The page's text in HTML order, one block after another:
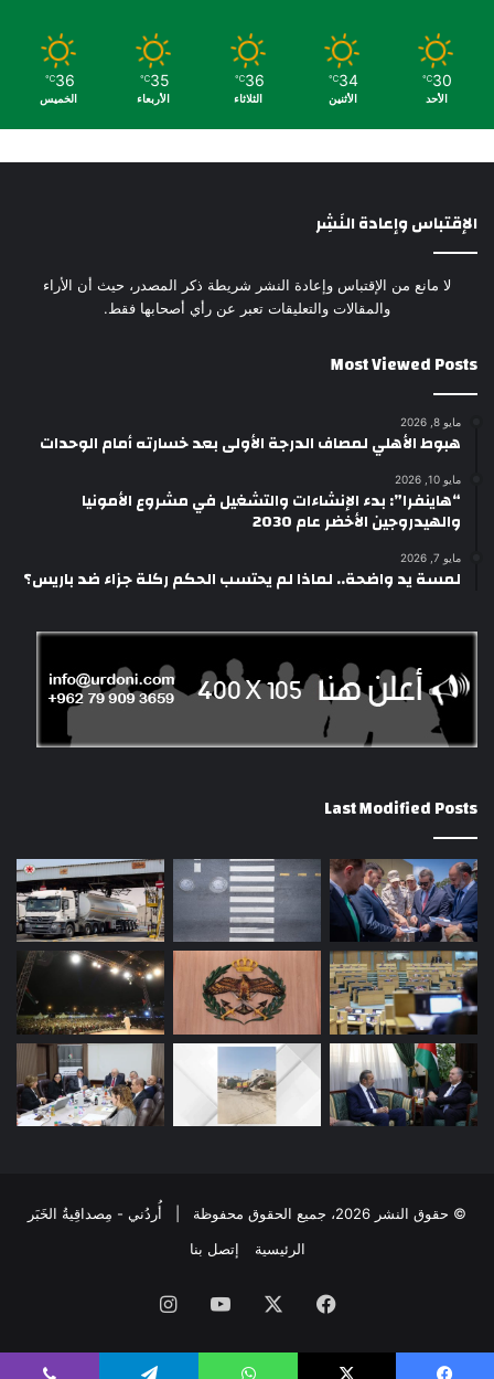
30
℃
الأحد
34
℃
الأثنين
36
℃
الثلاثاء
35
℃
الأربعاء
36
℃
الخميس
الإقتباس وإعادة النَشِر
لا مانع من الإقتباس وإعادة النشر شريطة ذكر المصدر، حيث أن الأراء
والمقالات والتعليقات تعبر عن رأي أصحابها فقط.
Most Viewed Posts
مايو 8, 2026
هبوط الأهلي لمصاف الدرجة الأولى بعد خسارته أمام الوحدات
مايو 10, 2026
“هاينفرا”: بدء الإنشاءات والتشغيل في مشروع الأمونيا
والهيدروجين الأخضر عام 2030
مايو 7, 2026
لمسة يد واضحة.. لماذا لم يحتسب الحكم ركلة جزاء ضد باريس؟
Last Modified Posts
© حقوق النشر 2026، جميع الحقوق محفوظة | أُردُني - مِصداقِيةُ الخَبَر
الرئيسية
إتصل بنا
فيسبوك ‫YouTube